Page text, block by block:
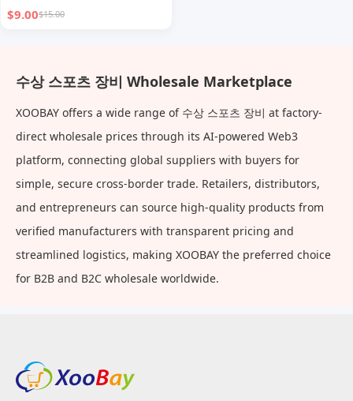
물 포획
$9.00$15.00
수상 스포츠 장비 Wholesale Marketplace
XOOBAY offers a wide range of 수상 스포츠 장비 at factory-
direct wholesale prices through its AI-powered Web3
platform, connecting global suppliers with buyers for
simple, secure cross-border trade. Retailers, distributors,
and entrepreneurs can source high-quality products from
verified manufacturers with transparent pricing and
streamlined logistics, making XOOBAY the preferred choice
for B2B and B2C wholesale worldwide.